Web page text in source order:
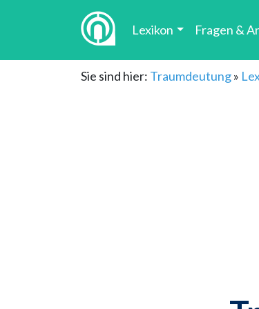
Lexikon Fragen &
Sie sind hier: Traumdeutung»